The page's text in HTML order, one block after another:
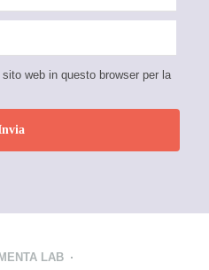
web in questo browser per la
LAB